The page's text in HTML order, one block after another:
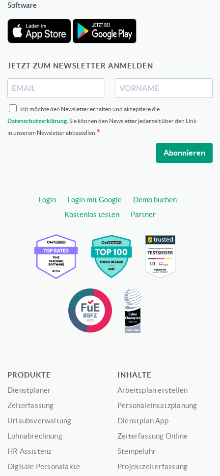
Software
JETZT ZUM NEWSLETTER ANMELDEN
Ich möchte den Newsletter erhalten und akzeptiere die
Datenschutzerklärung . Sie können den Newsletter jederzeit über den Link
in unserem Newsletter abbestellen.
Abonnieren
Login Login mit Google
Demo buchen
Kostenlos testen
Partner
PRODUKTE
Dienstplaner
Zeiterfassung
Urlaubsverwaltung
Lohnabrechnung
HR Assistenz
Digitale Personalakte
INHALTE
Arbeitsplan erstellen
Personaleinsatzplanung
Dienstplan App
Zeiterfassung Online
Stempeluhr
Projektzeiterfassung